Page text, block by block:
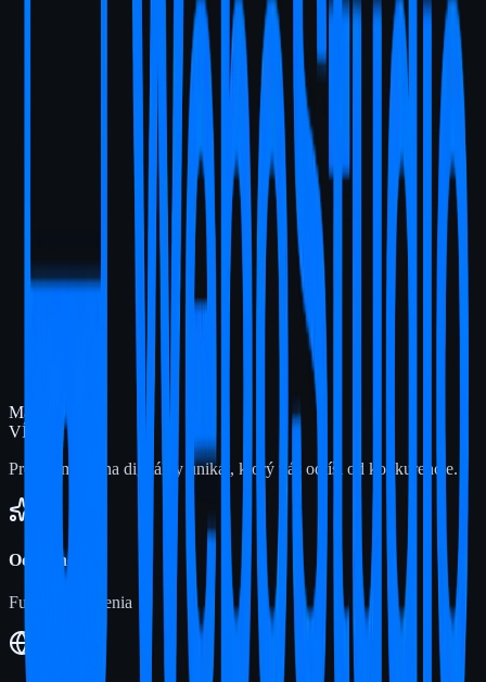
Coaching/Kurzy/Osobné značky
/weby/kurzy-maderoterapie-eri
Coaching/Kurzy/Osobné značky
Kurzy Maderoterapie Eri
Chcetepodobný web?
Zaujal vás tento projekt? Radi pre vás pripravíme riešenie na mieru,
ktoré posunie váš biznis vpred.
Nezáväzná komunikácia
Napísať email
Máte
VÍZIU?
Premeňme ju na digitálny unikát, ktorý vás odlíši od konkurencie.
Odbornosť
Full-stack riešenia